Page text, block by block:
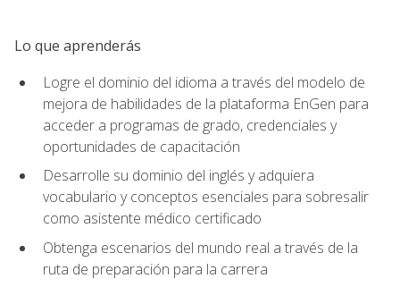
Lo que aprenderás
Logre el dominio del idioma a través del modelo de
mejora de habilidades de la plataforma EnGen para
acceder a programas de grado, credenciales y
oportunidades de capacitación
Desarrolle su dominio del inglés y adquiera
vocabulario y conceptos esenciales para sobresalir
como asistente médico certificado
Obtenga escenarios del mundo real a través de la
ruta de preparación para la carrera